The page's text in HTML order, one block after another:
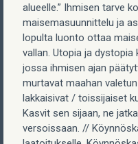
alueelle.” Ihmisen tarve
maisemasuunnittelu ja
lopulta luonto ottaa
vallan. Utopia ja
jossa ihmisen ajan
murtavat maahan
lakkaisivat / toissijaiset
Kasvit sen sijaan, ne
versoissaan. //